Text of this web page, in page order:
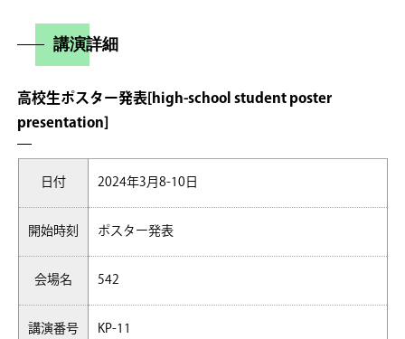
講演詳細
高校生ポスター発表[high-school student poster
presentation]
日付 2024年3月8-10日
開始時刻 ポスター発表
会場名 542
講演番号 KP-11